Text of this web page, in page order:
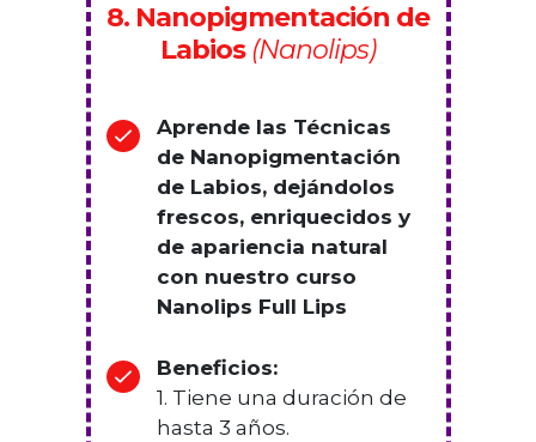
8. Nanopigmentación de
Labios (Nanolips)
Aprende las Técnicas
de Nanopigmentación
de Labios, dejándolos
frescos, enriquecidos y
de apariencia natural
con nuestro curso
Nanolips Full Lips
Beneficios:
1. Tiene una duración de
hasta 3 años.